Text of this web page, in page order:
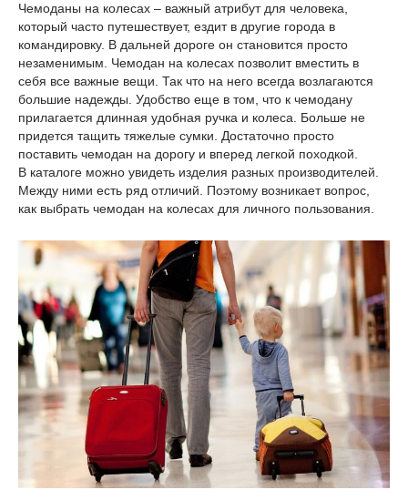
Чемоданы на колесах – важный атрибут для человека,
который часто путешествует, ездит в другие города в
командировку. В дальней дороге он становится просто
незаменимым. Чемодан на колесах позволит вместить в
себя все важные вещи. Так что на него всегда возлагаются
большие надежды. Удобство еще в том, что к чемодану
прилагается длинная удобная ручка и колеса. Больше не
придется тащить тяжелые сумки. Достаточно просто
поставить чемодан на дорогу и вперед легкой походкой.
В каталоге можно увидеть изделия разных производителей.
Между ними есть ряд отличий. Поэтому возникает вопрос,
как выбрать чемодан на колесах для личного пользования.